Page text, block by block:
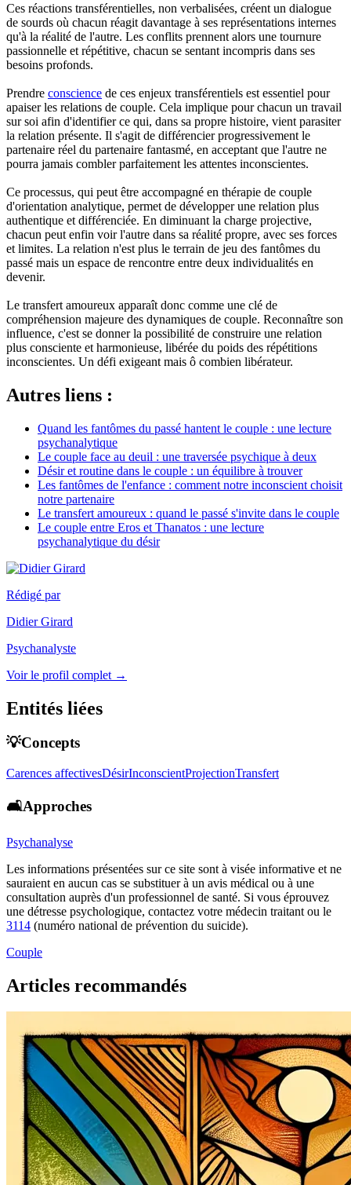
Ces réactions transférentielles, non verbalisées, créent un dialogue
de sourds où chacun réagit davantage à ses représentations internes
qu'à la réalité de l'autre. Les conflits prennent alors une tournure
passionnelle et répétitive, chacun se sentant incompris dans ses
besoins profonds.
Prendre conscience de ces enjeux transférentiels est essentiel pour
apaiser les relations de couple. Cela implique pour chacun un travail
sur soi afin d'identifier ce qui, dans sa propre histoire, vient parasiter
la relation présente. Il s'agit de différencier progressivement le
partenaire réel du partenaire fantasmé, en acceptant que l'autre ne
pourra jamais combler parfaitement les attentes inconscientes.
Ce processus, qui peut être accompagné en thérapie de couple
d'orientation analytique, permet de développer une relation plus
authentique et différenciée. En diminuant la charge projective,
chacun peut enfin voir l'autre dans sa réalité propre, avec ses forces
et limites. La relation n'est plus le terrain de jeu des fantômes du
passé mais un espace de rencontre entre deux individualités en
devenir.
Le transfert amoureux apparaît donc comme une clé de
compréhension majeure des dynamiques de couple. Reconnaître son
influence, c'est se donner la possibilité de construire une relation
plus consciente et harmonieuse, libérée du poids des répétitions
inconscientes. Un défi exigeant mais ô combien libérateur.
Autres liens :
Quand les fantômes du passé hantent le couple : une lecture
psychanalytique
Le couple face au deuil : une traversée psychique à deux
Désir et routine dans le couple : un équilibre à trouver
Les fantômes de l'enfance : comment notre inconscient choisit
notre partenaire
Le transfert amoureux : quand le passé s'invite dans le couple
Le couple entre Eros et Thanatos : une lecture
psychanalytique du désir
Rédigé par
Didier Girard
Psychanalyste
Voir le profil complet →
Entités liées
💡Concepts
Carences affectivesDésirInconscientProjectionTransfert
🛋️Approches
Psychanalyse
Les informations présentées sur ce site sont à visée informative et ne
sauraient en aucun cas se substituer à un avis médical ou à une
consultation auprès d'un professionnel de santé. Si vous éprouvez
une détresse psychologique, contactez votre médecin traitant ou le
3114 (numéro national de prévention du suicide).
Couple
Articles recommandés